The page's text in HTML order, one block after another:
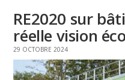
RE2020 sur
réelle vision
29 OCTOBRE 2024